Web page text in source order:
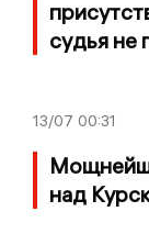
судья не
13/07 00:31
над